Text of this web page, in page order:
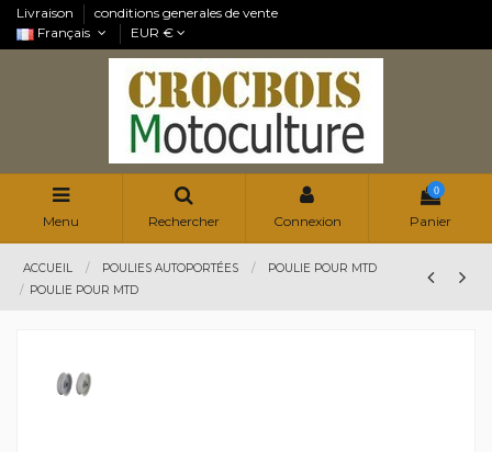
Livraison
conditions generales de vente
Français
EUR €
Menu Rechercher Connexion
0
Panier
ACCUEIL POULIES AUTOPORTÉES
POULIE POUR MTD
POULIE POUR MTD